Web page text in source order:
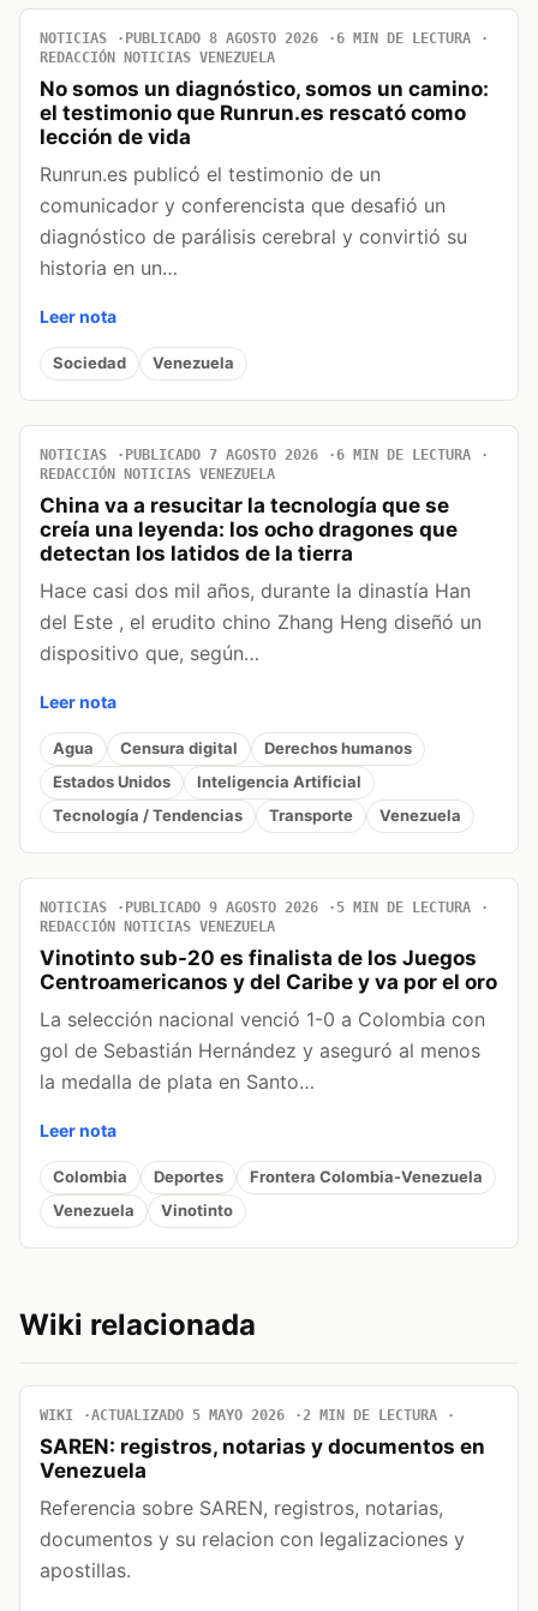
NOTICIAS PUBLICADO 8 AGOSTO 2026
6 MIN DE LECTURA
REDACCIÓN NOTICIAS VENEZUELA
No somos un diagnóstico, somos un camino:
el testimonio que Runrun.es rescató como
lección de vida
Runrun.es publicó el testimonio de un
comunicador y conferencista que desafió un
diagnóstico de parálisis cerebral y convirtió su
historia en un…
Leer nota
Sociedad Venezuela
NOTICIAS PUBLICADO 7 AGOSTO 2026
6 MIN DE LECTURA
REDACCIÓN NOTICIAS VENEZUELA
China va a resucitar la tecnología que se
creía una leyenda: los ocho dragones que
detectan los latidos de la tierra
Hace casi dos mil años, durante la dinastía Han
del Este , el erudito chino Zhang Heng diseñó un
dispositivo que, según…
Leer nota
Agua Censura digital
Derechos humanos
Estados Unidos
Inteligencia Artificial
Tecnología / Tendencias
Transporte Venezuela
NOTICIAS PUBLICADO 9 AGOSTO 2026
5 MIN DE LECTURA
REDACCIÓN NOTICIAS VENEZUELA
Vinotinto sub-20 es finalista de los Juegos
Centroamericanos y del Caribe y va por el oro
La selección nacional venció 1-0 a Colombia con
gol de Sebastián Hernández y aseguró al menos
la medalla de plata en Santo…
Leer nota
Colombia Deportes
Frontera Colombia-Venezuela
Venezuela
Vinotinto
Wiki relacionada
WIKI ACTUALIZADO 5 MAYO 2026 2 MIN DE LECTURA
SAREN: registros, notarias y documentos en
Venezuela
Referencia sobre SAREN, registros, notarias,
documentos y su relacion con legalizaciones y
apostillas.